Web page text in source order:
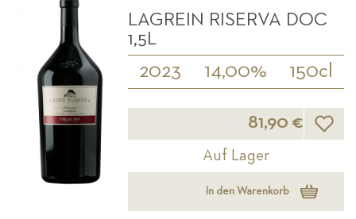
LAGREIN RISERVA DOC
1,5L
2023 14,00% 150cl
81,90 €
Auf Lager
In den Warenkorb